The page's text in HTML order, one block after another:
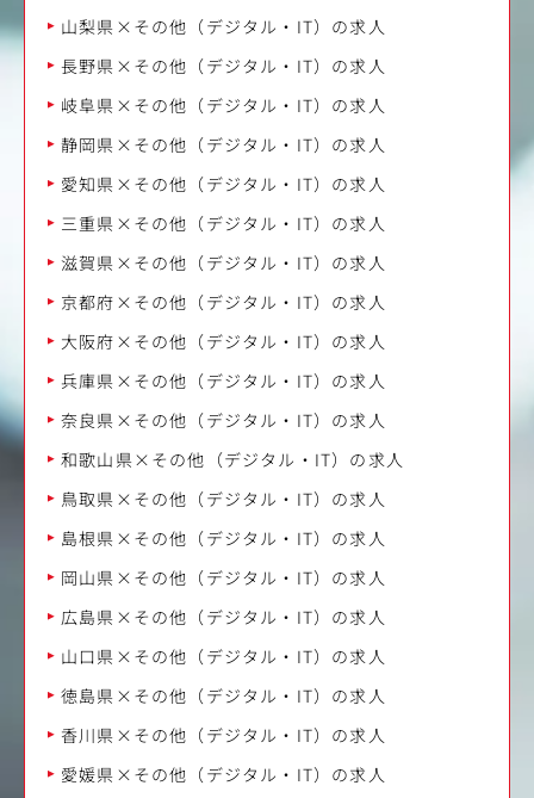
山梨県×その他（デジタル・IT）の求人
長野県×その他（デジタル・IT）の求人
岐阜県×その他（デジタル・IT）の求人
静岡県×その他（デジタル・IT）の求人
愛知県×その他（デジタル・IT）の求人
三重県×その他（デジタル・IT）の求人
滋賀県×その他（デジタル・IT）の求人
京都府×その他（デジタル・IT）の求人
大阪府×その他（デジタル・IT）の求人
兵庫県×その他（デジタル・IT）の求人
奈良県×その他（デジタル・IT）の求人
和歌山県×その他（デジタル・IT）の求人
鳥取県×その他（デジタル・IT）の求人
島根県×その他（デジタル・IT）の求人
岡山県×その他（デジタル・IT）の求人
広島県×その他（デジタル・IT）の求人
山口県×その他（デジタル・IT）の求人
徳島県×その他（デジタル・IT）の求人
香川県×その他（デジタル・IT）の求人
愛媛県×その他（デジタル・IT）の求人